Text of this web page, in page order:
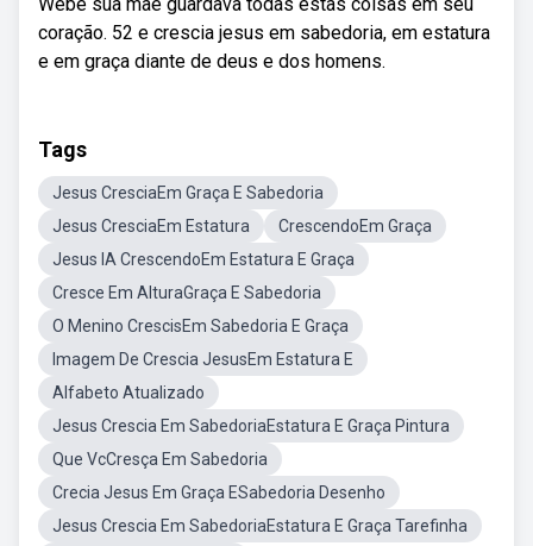
coração. 52 e crescia jesus em sabedoria, em estatura
e em graça diante de deus e dos homens.
Tags
Jesus CresciaEm Graça E Sabedoria
Jesus CresciaEm Estatura
CrescendoEm Graça
Jesus IA CrescendoEm Estatura E Graça
Cresce Em AlturaGraça E Sabedoria
O Menino CrescisEm Sabedoria E Graça
Imagem De Crescia JesusEm Estatura E
Alfabeto Atualizado
Jesus Crescia Em SabedoriaEstatura E Graça Pintura
Que VcCresça Em Sabedoria
Crecia Jesus Em Graça ESabedoria Desenho
Jesus Crescia Em SabedoriaEstatura E Graça Tarefinha